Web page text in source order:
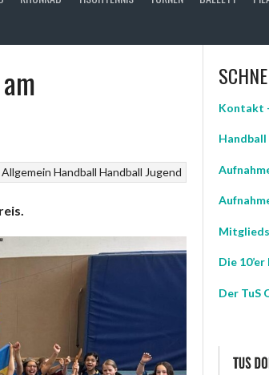
Allgemein Handball Handball Jugend
Kontakt
Die
Der TuS